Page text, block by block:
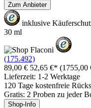
Zum Anbieter
inklusive
30 ml
(175.492)
89,00 € 52,65 €* (1755,00
Lieferzeit: 1-2 Werktage
120 Tage kostenfreie
Gratis: 2 Proben zu jeder
Shop-Info